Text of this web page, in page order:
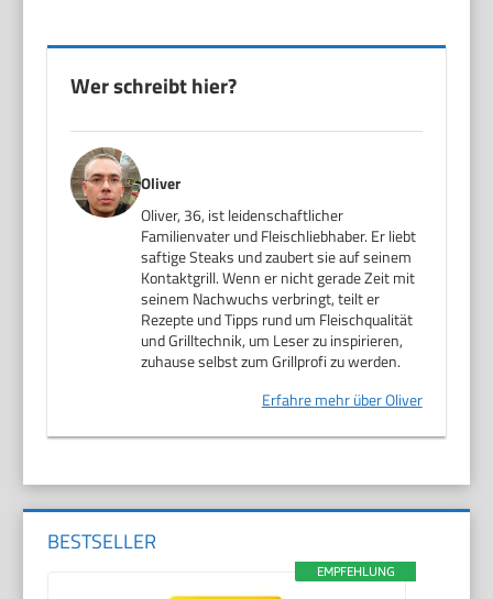
Wer schreibt hier?
Oliver
Oliver, 36, ist leidenschaftlicher
Familienvater und Fleischliebhaber. Er liebt
saftige Steaks und zaubert sie auf seinem
Kontaktgrill. Wenn er nicht gerade Zeit mit
seinem Nachwuchs verbringt, teilt er
Rezepte und Tipps rund um Fleischqualität
und Grilltechnik, um Leser zu inspirieren,
zuhause selbst zum Grillprofi zu werden.
Erfahre mehr über Oliver
BESTSELLER
EMPFEHLUNG